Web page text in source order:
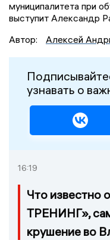
муниципалитета при
выступит Александр
Автор:
Алексей
узнавать о
16:19
Что известно
ТРЕНИНГ»,
крушение во